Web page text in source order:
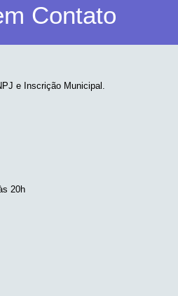
Contato
e Inscrição Municipal.
20h